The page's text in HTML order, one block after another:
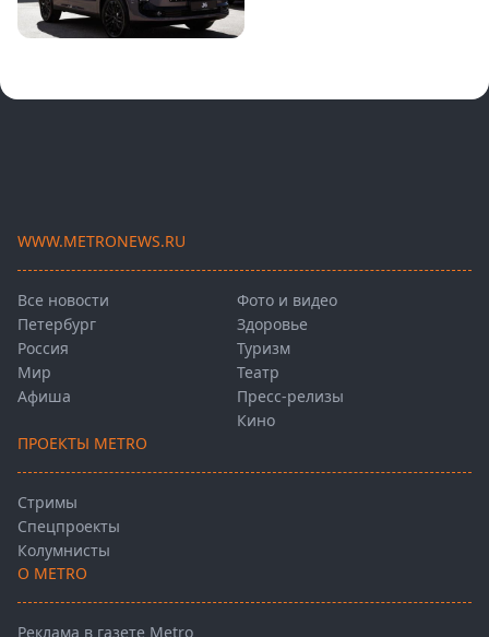
WWW.METRONEWS.RU
Все новости
Петербург
Россия
Мир
Афиша
Фото и видео
Здоровье
Туризм
Театр
Пресс-релизы
Кино
ПРОЕКТЫ METRO
Стримы
Спецпроекты
Колумнисты
О METRO
Реклама в газете Metro